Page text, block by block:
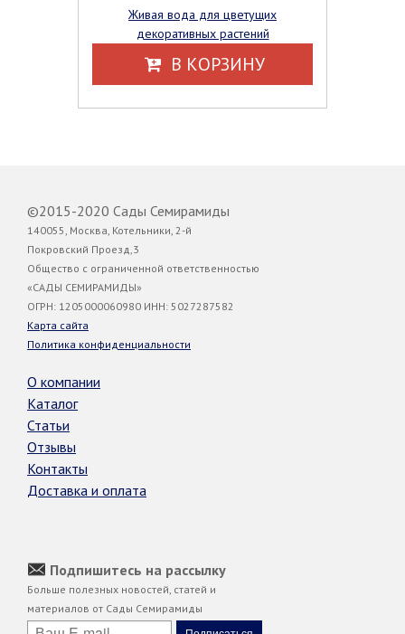
Живая вода для цветущих
декоративных растений
В КОРЗИНУ
©2015-2020 Сады Семирамиды
140055, Москва, Котельники, 2-й
Покровский Проезд,3
Общество с ограниченной ответственностью
«САДЫ СЕМИРАМИДЫ»
ОГРН: 1205000060980 ИНН: 5027287582
Карта сайта
Политика конфиденциальности
О компании
Каталог
Статьи
Отзывы
Контакты
Доставка и оплата
Подпишитесь на рассылку
Больше полезных новостей, статей и
материалов от Сады Семирамиды